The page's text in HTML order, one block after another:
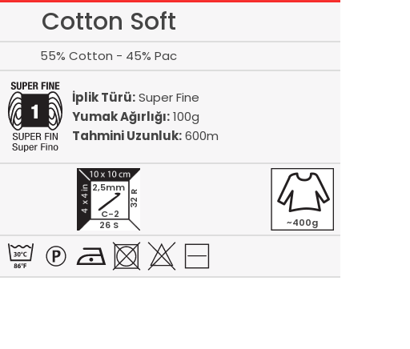
Cotton Soft
55% Cotton - 45% Pac
İplik Türü:Super Fine
Yumak Ağırlığı:100g
Tahmini Uzunluk:600m
26 S
32 R
2,5mm
C-2
~400g